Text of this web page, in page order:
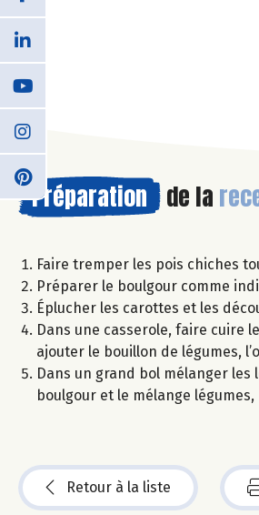
Préparation de la
Faire tremper les pois chiches
Préparer le boulgour comme
Éplucher les carottes et les
Dans une casserole, faire cuire
ajouter le bouillon de légumes,
Dans un grand bol mélanger les
boulgour et le mélange
Retour à la liste